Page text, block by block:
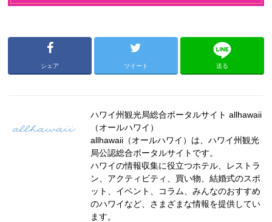
シェア ツイート 送る
ハワイ州観光局総合ポータルサイト allhawaii
（オールハワイ）
allhawaii（オールハワイ）は、ハワイ州観光
局公認総合ポータルサイトです。
ハワイの情報収集に役立つホテル、レストラ
ン、アクティビティ、買い物、結婚式のスポ
ット、イベント、コラム、みんなのおすすめ
のハワイなど、さまざまな情報を提供してい
ます。